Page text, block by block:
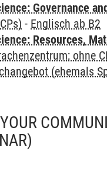
Governance
- Englisch ab B2
Resources,
ohne
(ehemals